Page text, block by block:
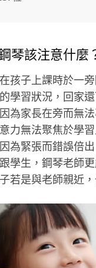
琴該注意什麼
孩子上課時於一
學習狀況，回家
為家長在旁而無
力無法聚焦於學
為緊張而錯誤倍
學生，鋼琴老師
若是與老師親近